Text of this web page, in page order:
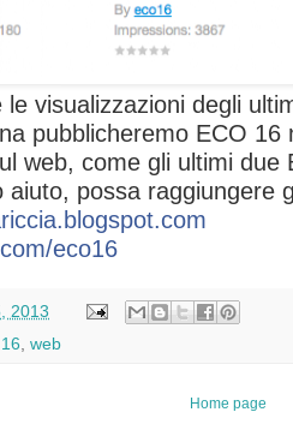
le visualizzazioni degli
pubblicheremo ECO 16
web, come gli ultimi due
aiuto, possa raggiungere
eco16
2013
web
Home page